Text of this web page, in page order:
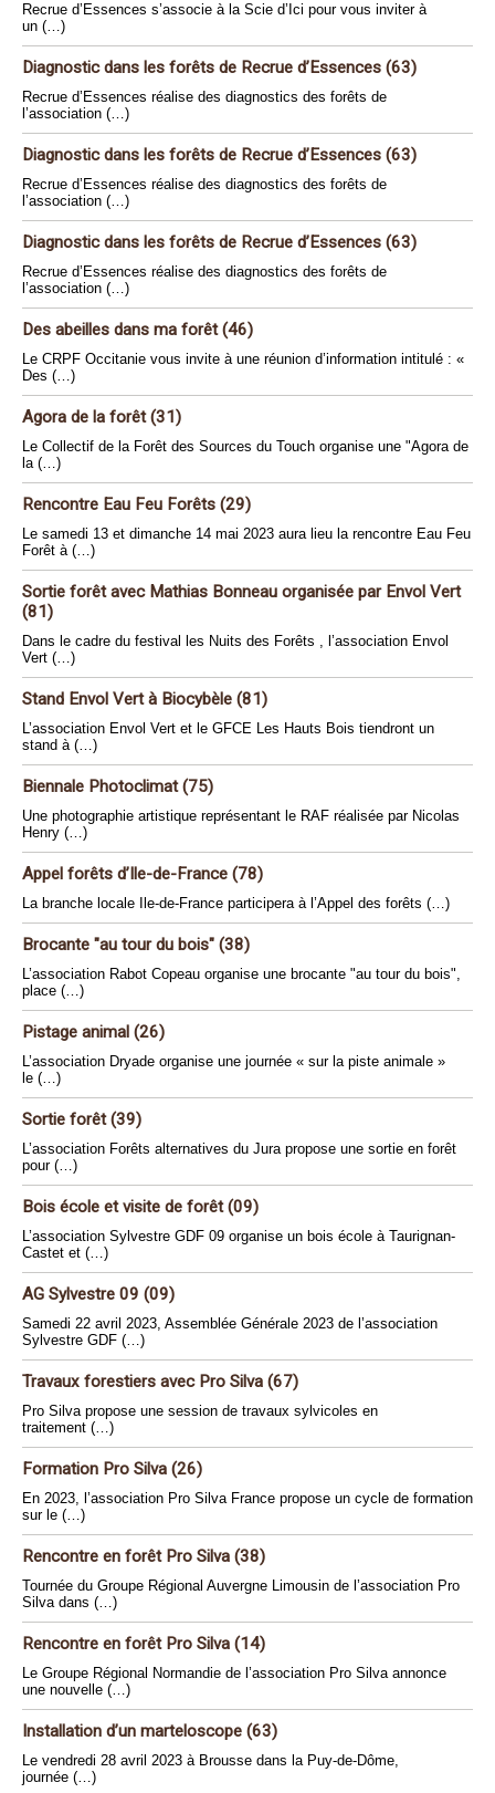
Recrue d’Essences s’associe à la Scie d’Ici pour vous inviter à
un (…)
Diagnostic dans les forêts de Recrue d’Essences (63)
Recrue d’Essences réalise des diagnostics des forêts de
l’association (…)
Diagnostic dans les forêts de Recrue d’Essences (63)
Recrue d’Essences réalise des diagnostics des forêts de
l’association (…)
Diagnostic dans les forêts de Recrue d’Essences (63)
Recrue d’Essences réalise des diagnostics des forêts de
l’association (…)
Des abeilles dans ma forêt (46)
Le CRPF Occitanie vous invite à une réunion d’information intitulé : «
Des (…)
Agora de la forêt (31)
Le Collectif de la Forêt des Sources du Touch organise une "Agora de
la (…)
Rencontre Eau Feu Forêts (29)
Le samedi 13 et dimanche 14 mai 2023 aura lieu la rencontre Eau Feu
Forêt à (…)
Sortie forêt avec Mathias Bonneau organisée par Envol Vert
(81)
Dans le cadre du festival les Nuits des Forêts , l’association Envol
Vert (…)
Stand Envol Vert à Biocybèle (81)
L’association Envol Vert et le GFCE Les Hauts Bois tiendront un
stand à (…)
Biennale Photoclimat (75)
Une photographie artistique représentant le RAF réalisée par Nicolas
Henry (…)
Appel forêts d’Ile-de-France (78)
La branche locale Ile-de-France participera à l’Appel des forêts (…)
Brocante "au tour du bois" (38)
L’association Rabot Copeau organise une brocante "au tour du bois",
place (…)
Pistage animal (26)
L’association Dryade organise une journée « sur la piste animale »
le (…)
Sortie forêt (39)
L’association Forêts alternatives du Jura propose une sortie en forêt
pour (…)
Bois école et visite de forêt (09)
L’association Sylvestre GDF 09 organise un bois école à Taurignan-
Castet et (…)
AG Sylvestre 09 (09)
Samedi 22 avril 2023, Assemblée Générale 2023 de l’association
Sylvestre GDF (…)
Travaux forestiers avec Pro Silva (67)
Pro Silva propose une session de travaux sylvicoles en
traitement (…)
Formation Pro Silva (26)
En 2023, l’association Pro Silva France propose un cycle de formation
sur le (…)
Rencontre en forêt Pro Silva (38)
Tournée du Groupe Régional Auvergne Limousin de l’association Pro
Silva dans (…)
Rencontre en forêt Pro Silva (14)
Le Groupe Régional Normandie de l’association Pro Silva annonce
une nouvelle (…)
Installation d’un marteloscope (63)
Le vendredi 28 avril 2023 à Brousse dans la Puy-de-Dôme,
journée (…)